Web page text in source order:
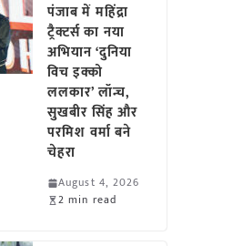
पंजाब में महिंद्रा
ट्रैक्टर्स का नया
अभियान ‘दुनिया
विच इक्को
ललकार’ लॉन्च,
सुखबीर सिंह और
परमिश वर्मा बने
चेहरा
August 4, 2026
2 min read